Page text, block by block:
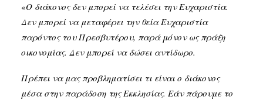
«Ο διάκονος δεν μπορεί να τελέσει την Ευχαριστία.
Δεν μπορεί να μεταφέρει την θεία Ευχαριστία
παρόντος του Πρεσβυτέρου, παρά μόνον ως πράξη
οικονομίας. Δεν μπορεί να δώσει αντίδωρο.
Πρέπει να μας προβληματίσει τι είναι ο διάκονος
μέσα στην παράδοση της Εκκλησίας. Εάν πάρουμε το